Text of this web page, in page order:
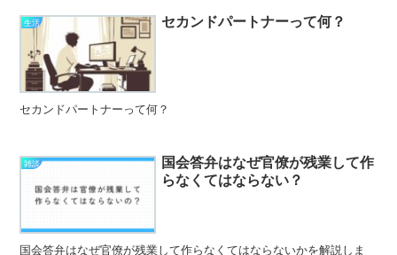
生活 セカンドパートナーって何？
セカンドパートナーって何？
雑談
国会答弁はなぜ官僚が残業して作
らなくてはならない？
国会答弁はなぜ官僚が残業して作らなくてはならないかを解説しま